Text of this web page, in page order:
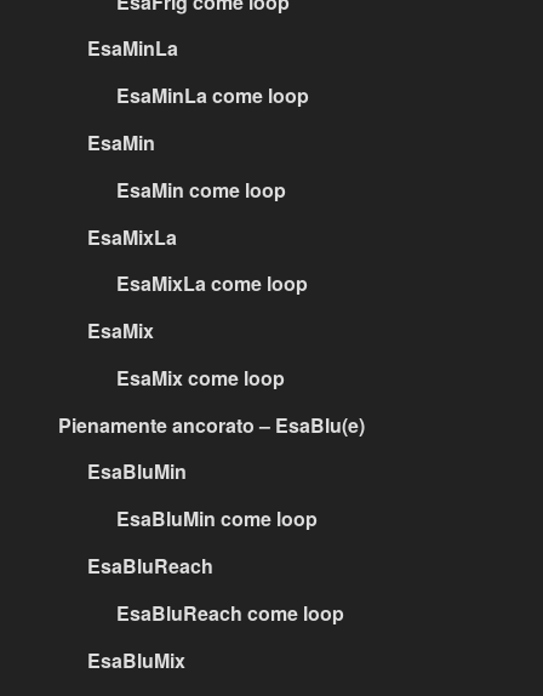
EsaMinLa
EsaMinLa come loop
EsaMin
EsaMin come loop
EsaMixLa
EsaMixLa come loop
EsaMix
EsaMix come loop
Pienamente ancorato – EsaBlu(e)
EsaBluMin
EsaBluMin come loop
EsaBluReach
EsaBluReach come loop
EsaBluMix